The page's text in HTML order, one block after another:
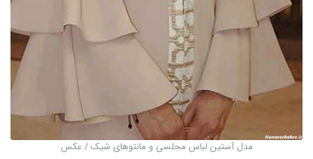
مدل آستین لباس مجلسی و مانتوهای شیک / عکس